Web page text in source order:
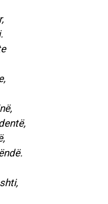
AKTUALITET
GJONAJ – NJË
I DIASPORËS
Musa